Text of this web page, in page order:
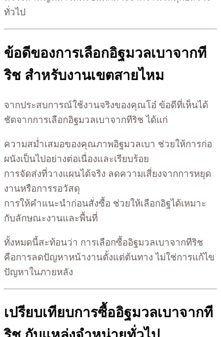
ทั่วไป
ข้อดีของการเลือกอิฐมวลเบาจากที
ริช สำหรับงานเขตสายไหม
จากประสบการณ์ใช้งานจริงของคุณโอ๋ ข้อดีที่เห็นได้
ชัดจากการเลือกอิฐมวลเบาจากทีริช ได้แก่
ความสม่ำเสมอของคุณภาพอิฐมวลเบา ช่วยให้การก่อ
ผนังเป็นไปอย่างต่อเนื่องและเรียบร้อย
การจัดส่งที่วางแผนได้จริง ลดความเสี่ยงจากการหยุด
งานหรือการรอวัสดุ
การให้คำแนะนำก่อนสั่งซื้อ ช่วยให้เลือกอิฐได้เหมาะ
กับลักษณะงานและพื้นที่
ทั้งหมดนี้สะท้อนว่า การเลือกซื้ออิฐมวลเบาจากทีริช
คือการลดปัญหาหน้างานตั้งแต่ต้นทาง ไม่ใช่การแก้ไข
ปัญหาในภายหลัง
เปรียบเทียบการซื้ออิฐมวลเบาจากที